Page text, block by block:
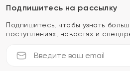
Подпишитесь на рассылку
Подпишитесь, чтобы узнать
поступлениях, новостях и